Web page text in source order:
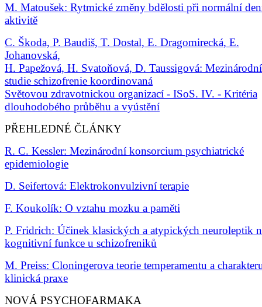
M. Matoušek: Rytmické změny bdělosti při normální
aktivitě
C. Škoda, P. Baudiš, T. Dostal, E. Dragomirecká, E.
Johanovská,
H. Papežová, H. Svatoňová, D. Taussigová: Mezinárodní
studie schizofrenie koordinovaná
Světovou zdravotnickou organizací - ISoS. IV. - Kritéria
dlouhodobého průběhu a vyústění
PŘEHLEDNÉ ČLÁNKY
R. C. Kessler: Mezinárodní konsorcium psychiatrické
epidemiologie
D. Seifertová: Elektrokonvulzivní terapie
F. Koukolík: O vztahu mozku a paměti
P. Fridrich: Účinek klasických a atypických neuroleptik
kognitivní funkce u schizofreniků
M. Preiss: Cloningerova teorie temperamentu a
klinická praxe
NOVÁ PSYCHOFARMAKA